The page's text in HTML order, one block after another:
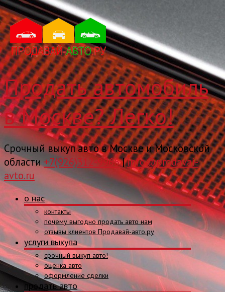
Продать автомобиль
в Москве? Легко!
Срочный выкуп авто в Москве и Московской
области+7(926)312-9966|info@prodavai-
avto.ru
о нас
контакты
почему выгодно продать авто нам
отзывы клиентов Продавай-авто.ру
услуги выкупа
срочный выкуп авто!
оценка авто
оформление сделки
продать авто